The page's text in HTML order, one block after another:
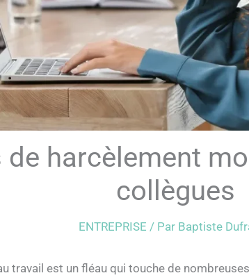
de harcèlement
collègues
ENTREPRISE / Par Baptiste
travail est un fléau qui touche de